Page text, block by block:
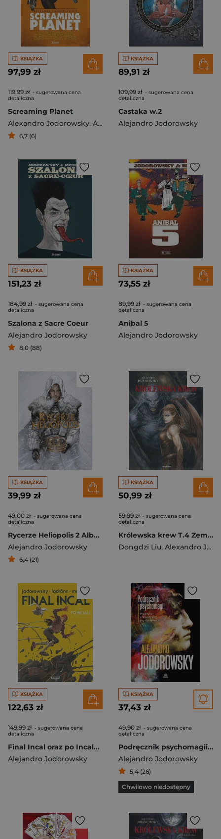
KSIĄŻKA
97,99 zł
119,99 zł - sugerowana cena
detaliczna
Screaming Planet
Alexandro Jodorowsky, Alejandro Jodorowsky
6,7 (6)
KSIĄŻKA
89,91 zł
109,99 zł - sugerowana cena
detaliczna
Castaka w.2
Alejandro Jodorowsky
KSIĄŻKA
151,23 zł
184,99 zł - sugerowana cena
detaliczna
Szalona z Sacre Coeur
Alejandro Jodorowsky
8,0 (88)
KSIĄŻKA
73,55 zł
89,99 zł - sugerowana cena
detaliczna
Anibal 5
Alejandro Jodorowsky
KSIĄŻKA
39,99 zł
49,00 zł - sugerowana cena
detaliczna
Rycerze Heliopolis 2 Albedo, Faza Bielenia
Alejandro Jodorowsky
6,4 (21)
KSIĄŻKA
50,99 zł
59,99 zł - sugerowana cena
detaliczna
Królewska krew T.4 Zemsta i odkupienie
Dongdzi Liu, Alexandro Jodorowsky
KSIĄŻKA
122,63 zł
149,99 zł - sugerowana cena
detaliczna
Final Incal oraz po Incalu (wydanie limitowane)
Alejandro Jodorowsky
KSIĄŻKA
37,43 zł
49,90 zł - sugerowana cena
detaliczna
Podręcznik psychomagii praktyka szamańskiej psychoterapii
Alejandro Jodorowsky
5,4 (26)
Chwilowo niedostępny